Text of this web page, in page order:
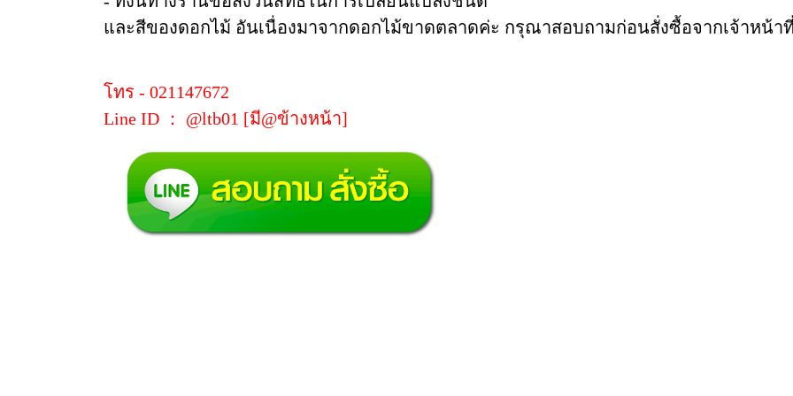
และสีของดอกไม้ อันเนื่องมาจากดอกไม้ขาดตลาดค่ะ กรุณาสอบถามก่อนสั่งซื้อจากเจ้าหน้า
โทร - 021147672
Line ID ： @ltb01 [มี@ข้างหน้า]